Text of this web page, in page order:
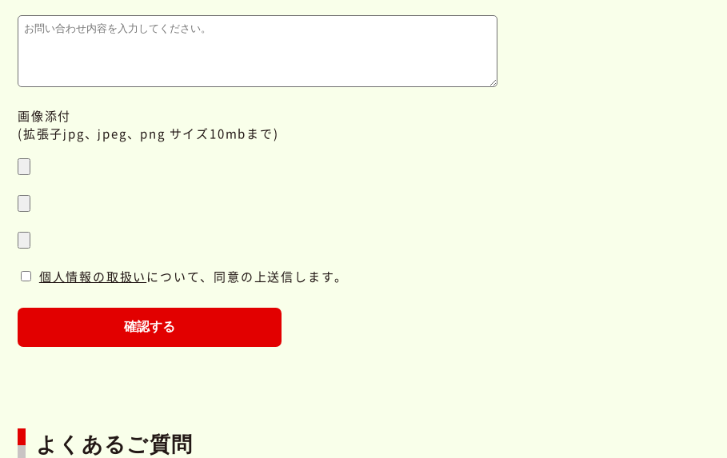
画像添付
(拡張子jpg、jpeg、png サイズ10mbまで)
個人情報の取扱い について、同意の上送信します。
よくあるご質問